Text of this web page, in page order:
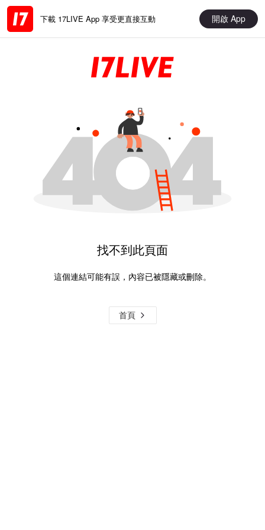
下載 17LIVE App 享受更直接互動 開啟 App
找不到此頁面
這個連結可能有誤，內容已被隱藏或刪除。
首頁